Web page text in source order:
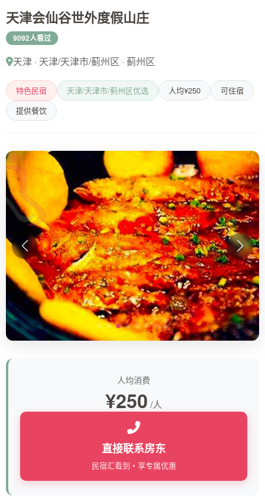
天津会仙谷世外度假山庄
9092人看过
天津 · 天津/天津市/蓟州区 · 蓟州区
特色民宿 天津/天津市/蓟州区优选 人均¥250
可住宿
提供餐饮
人均消费
¥250 /人
直接联系房东
民宿汇看到 • 享专属优惠